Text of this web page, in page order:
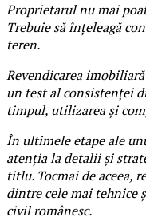
Proprietarul nu mai
Trebuie să înțeleagă
teren.
Revendicarea
un test al consistenței
timpul, utilizarea și
În ultimele etape ale
atenția la detalii și
titlu. Tocmai de aceea,
dintre cele mai
civil românesc.